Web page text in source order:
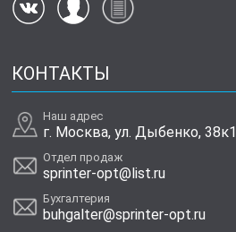
КОНТАКТЫ
Наш адрес
г. Москва, ул. Дыбенко, 38к1
Отдел продаж
sprinter-opt@list.ru
Бухгалтерия
buhgalter@sprinter-opt.ru